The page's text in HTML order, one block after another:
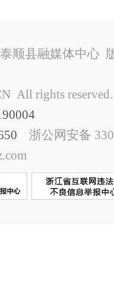
顺县融媒体中心
All rights
浙公网安备